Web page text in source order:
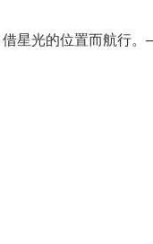
星光的位置而航行